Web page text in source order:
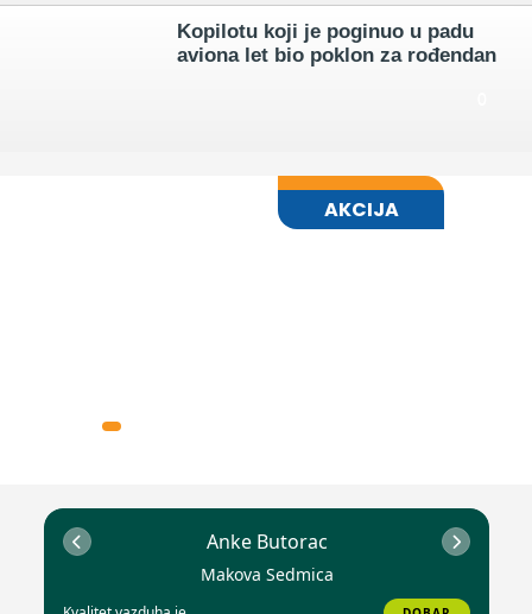
Kopilotu koji je poginuo u padu
aviona let bio poklon za rođendan